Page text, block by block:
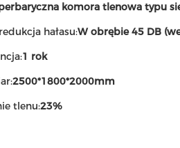
komora tlenowa typu
hałasu:W obrębie 45 DB
1 rok
2500*1800*2000mm
tlenu:23%